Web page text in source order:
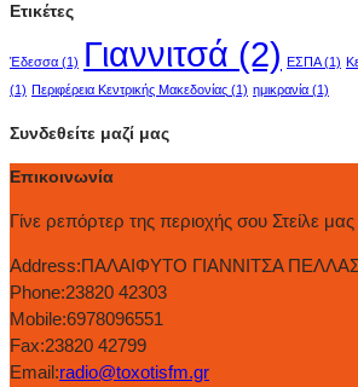
Ετικέτες
Έδεσσα (1) Γιαννιτσά (2) ΕΣΠΑ(1)
(1) Περιφέρεια Κεντρικής Μακεδονίας (1) ημικρανία (1)
Συνδεθείτε μαζί μας
Επικοινωνία
Γίνε ρεπόρτερ της περιοχής σου Στείλε
Address:ΠΑΛΑΙΦΥΤΟ ΓΙΑΝΝΙΤΣΑ
Phone:23820 42303
Mobile:6978096551
Fax:23820 42799
Email:radio@toxotisfm.gr